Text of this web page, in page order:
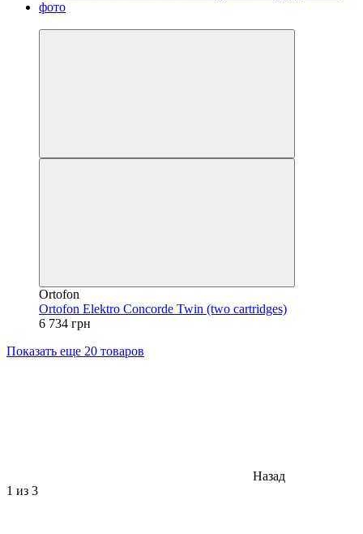
Ortofon
Ortofon Elektro Concorde Twin (two cartridges)
6 734 грн
Показать еще 20 товаров
Назад
1 из 3